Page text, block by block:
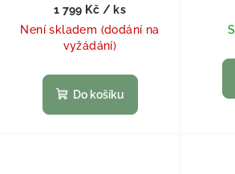
1 799 Kč / ks
Není skladem (dodání na
vyžádání)
Do košíku